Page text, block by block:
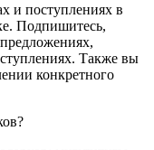
и поступлениях в
Подпишитесь,
Также вы
конкретного